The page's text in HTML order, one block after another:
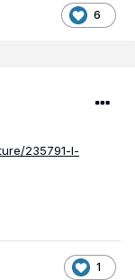
6
235791-l-
1